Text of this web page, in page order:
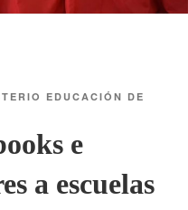
EDUCACIÓN DE
e
a escuelas